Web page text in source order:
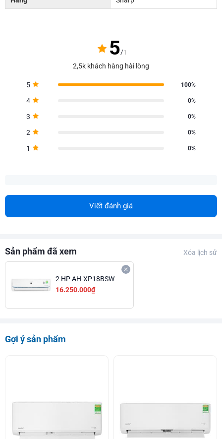
5/1
2,5k khách hàng hài lòng
5 100%
4 0%
3 0%
2 0%
1 0%
Viết đánh giá
Sản phẩm đã xem Xóa lịch sử
2 HP AH-XP18BSW
16.250.000₫
Gợi ý sản phẩm